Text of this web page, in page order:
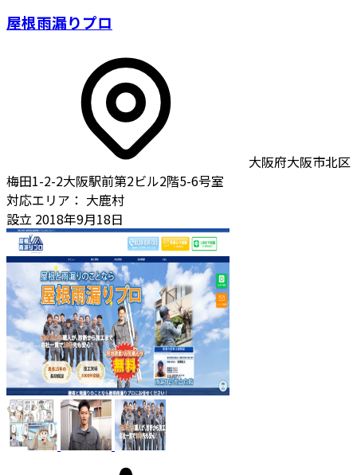
屋根雨漏りプロ
大阪府大阪市北区
梅田1-2-2大阪駅前第2ビル2階5-6号室
対応エリア： 大鹿村
設立 2018年9月18日